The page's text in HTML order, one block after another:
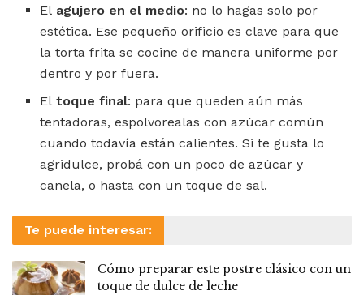
El agujero en el medio: no lo hagas solo por
estética. Ese pequeño orificio es clave para que
la torta frita se cocine de manera uniforme por
dentro y por fuera.
Eltoque final: para que queden aún más
tentadoras, espolvorealas con azúcar común
cuando todavía están calientes. Si te gusta lo
agridulce, probá con un poco de azúcar y
canela, o hasta con un toque de sal.
Te puede interesar:
Cómo preparar este postre clásico con un
toque de dulce de leche